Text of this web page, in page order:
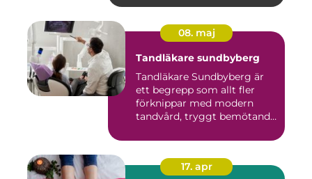
08. maj
Tandläkare sundbyberg
Tandläkare Sundbyberg är
ett begrepp som allt fler
förknippar med modern
tandvård, tryggt bemötande
17. apr